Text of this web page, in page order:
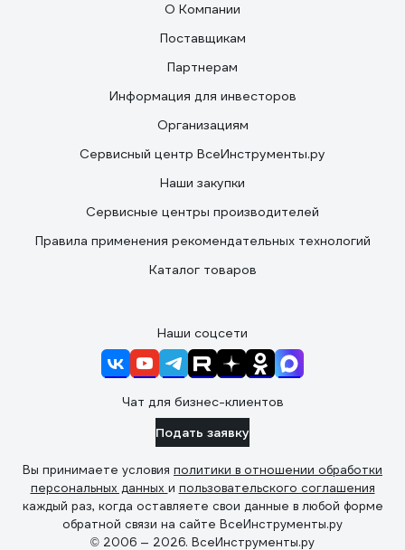
О Компании
Поставщикам
Партнерам
Информация для инвесторов
Организациям
Сервисный центр ВсеИнструменты.ру
Наши закупки
Сервисные центры производителей
Правила применения рекомендательных технологий
Каталог товаров
Наши соцсети
Чат для бизнес-клиентов
Подать заявку
Вы принимаете условия политики в отношении обработки
персональных данных и пользовательского соглашения
каждый раз, когда оставляете свои данные в любой форме
обратной связи на сайте ВсеИнструменты.ру
© 2006 — 2026. ВсеИнструменты.ру